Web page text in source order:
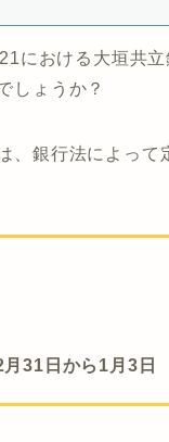
における大垣共立
しょうか？
、銀行法によって
31日から1月3日